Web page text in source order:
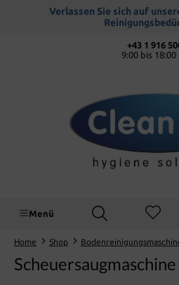
springenVerlassen Sie sich auf
+43 1 916
9:00 bis 18:00
Menü
Home Shop